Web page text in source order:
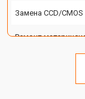
Замена CCD/
Ремонт
Чистка матрицы